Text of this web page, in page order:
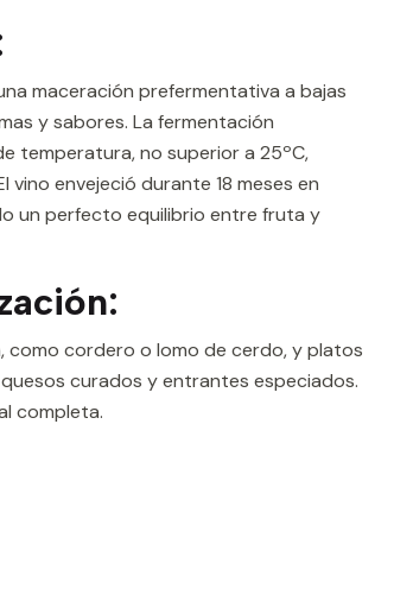
maceración prefermentativa a bajas
y sabores. La fermentación
temperatura, no superior a 25ºC,
envejeció durante 18 meses en
un perfecto equilibrio entre fruta y
como cordero o lomo de cerdo, y platos
curados y entrantes especiados.
completa.